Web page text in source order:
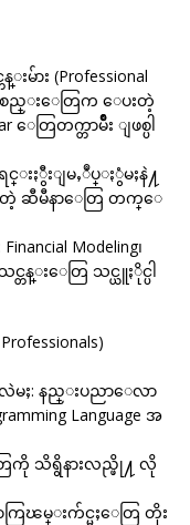
မ်ား (Professional
႕အစည္းေတြက ေပးတဲ့
ေတြတက္တာမ်ိဳး ျဖစ္ပါ
ရင္းႏွီးျမႇဳပ္ႏွံမႈနဲ႔
တဲ့ ဆီမီနာေတြ တက္ေ
Modeling၊
င္တန္းေတြ သင္ယူႏိုင္ပါ
လဲမႈ: နည္းပညာေလာ
Language အ
တြကို သိရွိနားလည္ဖို႔ လို
ကြၽမ္းက်င္မႈေတြ တိုး